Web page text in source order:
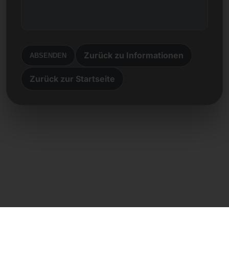
ABSENDEN Zurück zu Informationen
Zurück zur Startseite